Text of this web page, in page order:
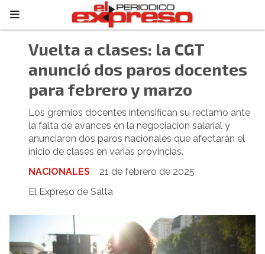
Vuelta a clases: la CGT
anunció dos paros docentes
para febrero y marzo
Los gremios docentes intensifican su reclamo ante
la falta de avances en la negociación salarial y
anunciaron dos paros nacionales que afectarán el
inicio de clases en varias provincias.
NACIONALES
21 de febrero de 2025
El Expreso de Salta